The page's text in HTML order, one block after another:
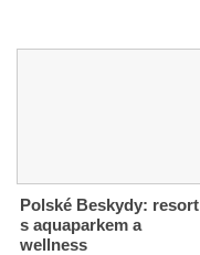
Polské Beskydy: resort
s aquaparkem a
wellness